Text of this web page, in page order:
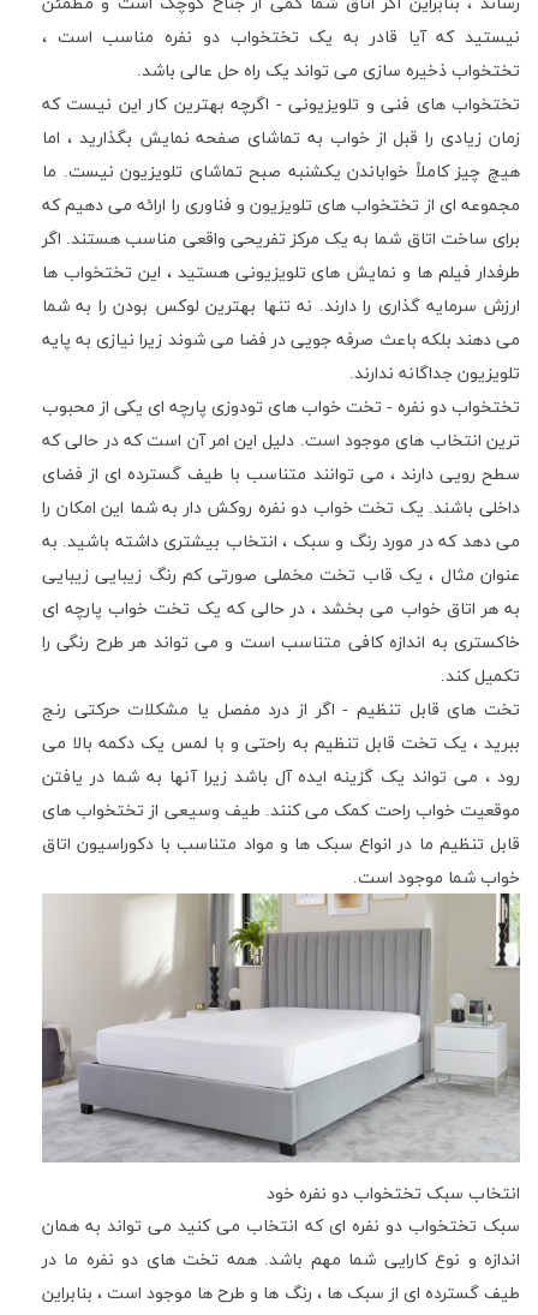
رساند ، بنابراین اگر اتاق شما کمی از جناح کوچک است و مطمئن
نیستید که آیا قادر به یک تختخواب دو نفره مناسب است ،
تختخواب ذخیره سازی می تواند یک راه حل عالی باشد.
تختخواب های فنی و تلویزیونی - اگرچه بهترین کار این نیست که
زمان زیادی را قبل از خواب به تماشای صفحه نمایش بگذارید ، اما
هیچ چیز کاملاً خواباندن یکشنبه صبح تماشای تلویزیون نیست. ما
مجموعه ای از تختخواب های تلویزیون و فناوری را ارائه می دهیم که
برای ساخت اتاق شما به یک مرکز تفریحی واقعی مناسب هستند. اگر
طرفدار فیلم ها و نمایش های تلویزیونی هستید ، این تختخواب ها
ارزش سرمایه گذاری را دارند. نه تنها بهترین لوکس بودن را به شما
می دهند بلکه باعث صرفه جویی در فضا می شوند زیرا نیازی به پایه
تلویزیون جداگانه ندارند.
تختخواب دو نفره - تخت خواب های تودوزی پارچه ای یکی از محبوب
ترین انتخاب های موجود است. دلیل این امر آن است که در حالی که
سطح رویی دارند ، می توانند متناسب با طیف گسترده ای از فضای
داخلی باشند. یک تخت خواب دو نفره روکش دار به شما این امکان را
می دهد که در مورد رنگ و سبک ، انتخاب بیشتری داشته باشید. به
عنوان مثال ، یک قاب تخت مخملی صورتی کم رنگ زیبایی زیبایی
به هر اتاق خواب می بخشد ، در حالی که یک تخت خواب پارچه ای
خاکستری به اندازه کافی متناسب است و می تواند هر طرح رنگی را
تکمیل کند.
تخت های قابل تنظیم - اگر از درد مفصل یا مشکلات حرکتی رنج
ببرید ، یک تخت قابل تنظیم به راحتی و با لمس یک دکمه بالا می
رود ، می تواند یک گزینه ایده آل باشد زیرا آنها به شما در یافتن
موقعیت خواب راحت کمک می کنند. طیف وسیعی از تختخواب های
قابل تنظیم ما در انواع سبک ها و مواد متناسب با دکوراسیون اتاق
خواب شما موجود است.
انتخاب سبک تختخواب دو نفره خود
سبک تختخواب دو نفره ای که انتخاب می کنید می تواند به همان
اندازه و نوع کارایی شما مهم باشد. همه تخت های دو نفره ما در
طیف گسترده ای از سبک ها ، رنگ ها و طرح ها موجود است ، بنابراین